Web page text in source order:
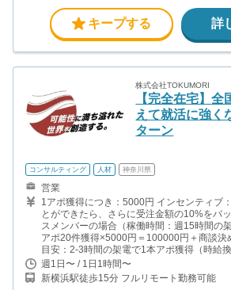
キープする 詳
株式会社TOKUMORI
【完全在宅】
えて就活に強く
ターン
コンサルティング 人材 神奈川県
営業
1アポ獲得につき：5000円 インセンティブ
とができたら、さらに受注金額の10%をバ
スメンバーの場合（稼働時間：週15時間の
アポ20件獲得×5000円＝100000円＋商談決
目安：2-3時間の架電で1本アポ獲得（時給
週1日〜 / 1日1時間〜
新横浜駅徒歩15分 フルリモート勤務可能